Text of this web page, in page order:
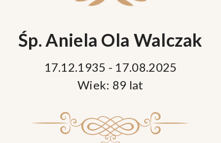
Śp. Aniela Ola Walczak
17.12.1935 - 17.08.2025
Wiek: 89 lat